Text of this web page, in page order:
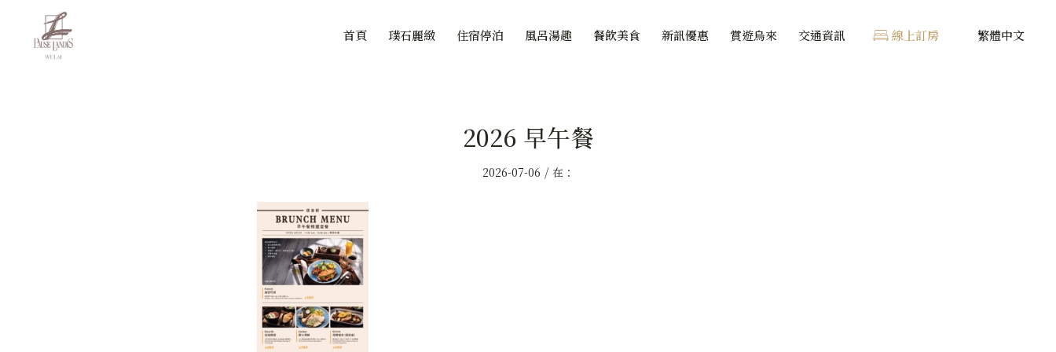
首頁 璞石麗緻 住宿停泊 風呂湯趣 餐飲美食 新訊優惠 賞遊烏來 交通資訊 線上訂房 繁體中文
2026 早午餐
2026-07-06 / 在：